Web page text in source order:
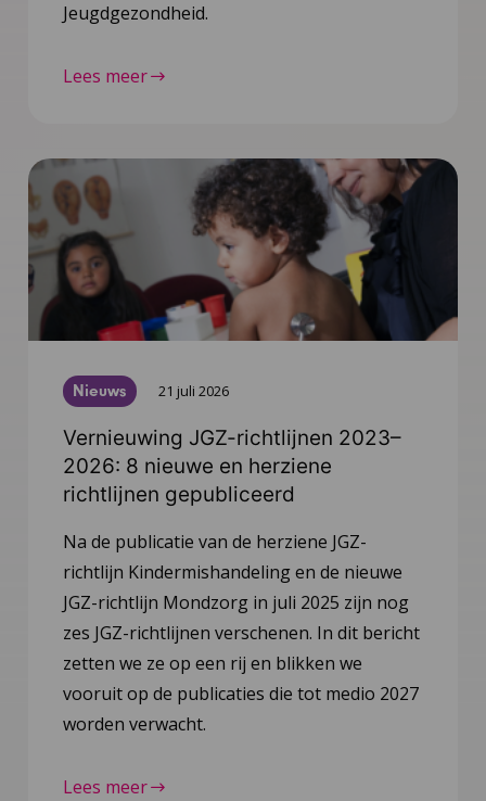
Jeugdgezondheid.
Lees meer
Nieuws 21 juli 2026
Vernieuwing JGZ-richtlijnen 2023–
2026: 8 nieuwe en herziene
richtlijnen gepubliceerd
Na de publicatie van de herziene JGZ-
richtlijn Kindermishandeling en de nieuwe
JGZ-richtlijn Mondzorg in juli 2025 zijn nog
zes JGZ-richtlijnen verschenen. In dit bericht
zetten we ze op een rij en blikken we
vooruit op de publicaties die tot medio 2027
worden verwacht.
Lees meer